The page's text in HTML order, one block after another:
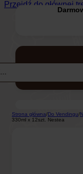
Przejdź do głównej
Strona główna/Do Vendingu/
330ml x 12szt. Nestea